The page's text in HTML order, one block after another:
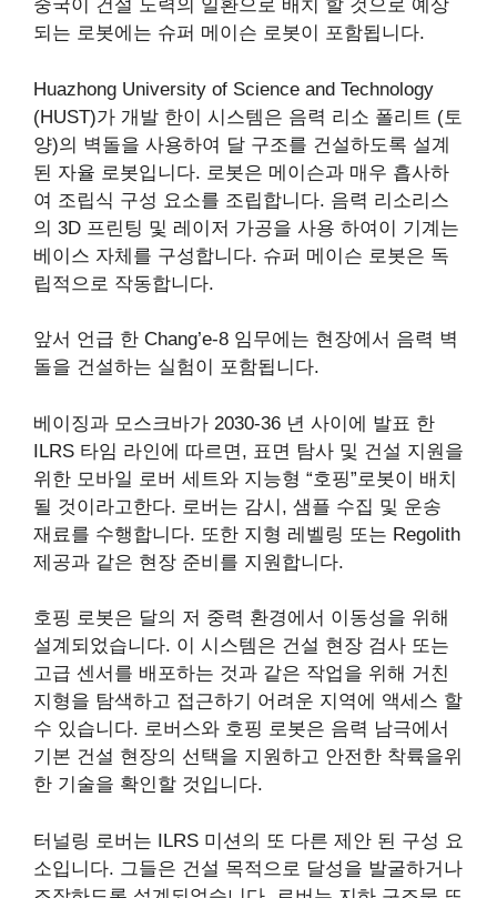
중국이 건설 노력의 일환으로 배치 할 것으로 예상
되는 로봇에는 슈퍼 메이슨 로봇이 포함됩니다.
Huazhong University of Science and Technology
(HUST)가 개발 한이 시스템은 음력 리소 폴리트 (토
양)의 벽돌을 사용하여 달 구조를 건설하도록 설계
된 자율 로봇입니다. 로봇은 메이슨과 매우 흡사하
여 조립식 구성 요소를 조립합니다. 음력 리소리스
의 3D 프린팅 및 레이저 가공을 사용 하여이 기계는
베이스 자체를 구성합니다. 슈퍼 메이슨 로봇은 독
립적으로 작동합니다.
앞서 언급 한 Chang’e-8 임무에는 현장에서 음력 벽
돌을 건설하는 실험이 포함됩니다.
베이징과 모스크바가 2030-36 년 사이에 발표 한
ILRS 타임 라인에 따르면, 표면 탐사 및 건설 지원을
위한 모바일 로버 세트와 지능형 “호핑”로봇이 배치
될 것이라고한다. 로버는 감시, 샘플 수집 및 운송
재료를 수행합니다. 또한 지형 레벨링 또는 Regolith
제공과 같은 현장 준비를 지원합니다.
호핑 로봇은 달의 저 중력 환경에서 이동성을 위해
설계되었습니다. 이 시스템은 건설 현장 검사 또는
고급 센서를 배포하는 것과 같은 작업을 위해 거친
지형을 탐색하고 접근하기 어려운 지역에 액세스 할
수 있습니다. 로버스와 호핑 로봇은 음력 남극에서
기본 건설 현장의 선택을 지원하고 안전한 착륙을위
한 기술을 확인할 것입니다.
터널링 로버는 ILRS 미션의 또 다른 제안 된 구성 요
소입니다. 그들은 건설 목적으로 달성을 발굴하거나